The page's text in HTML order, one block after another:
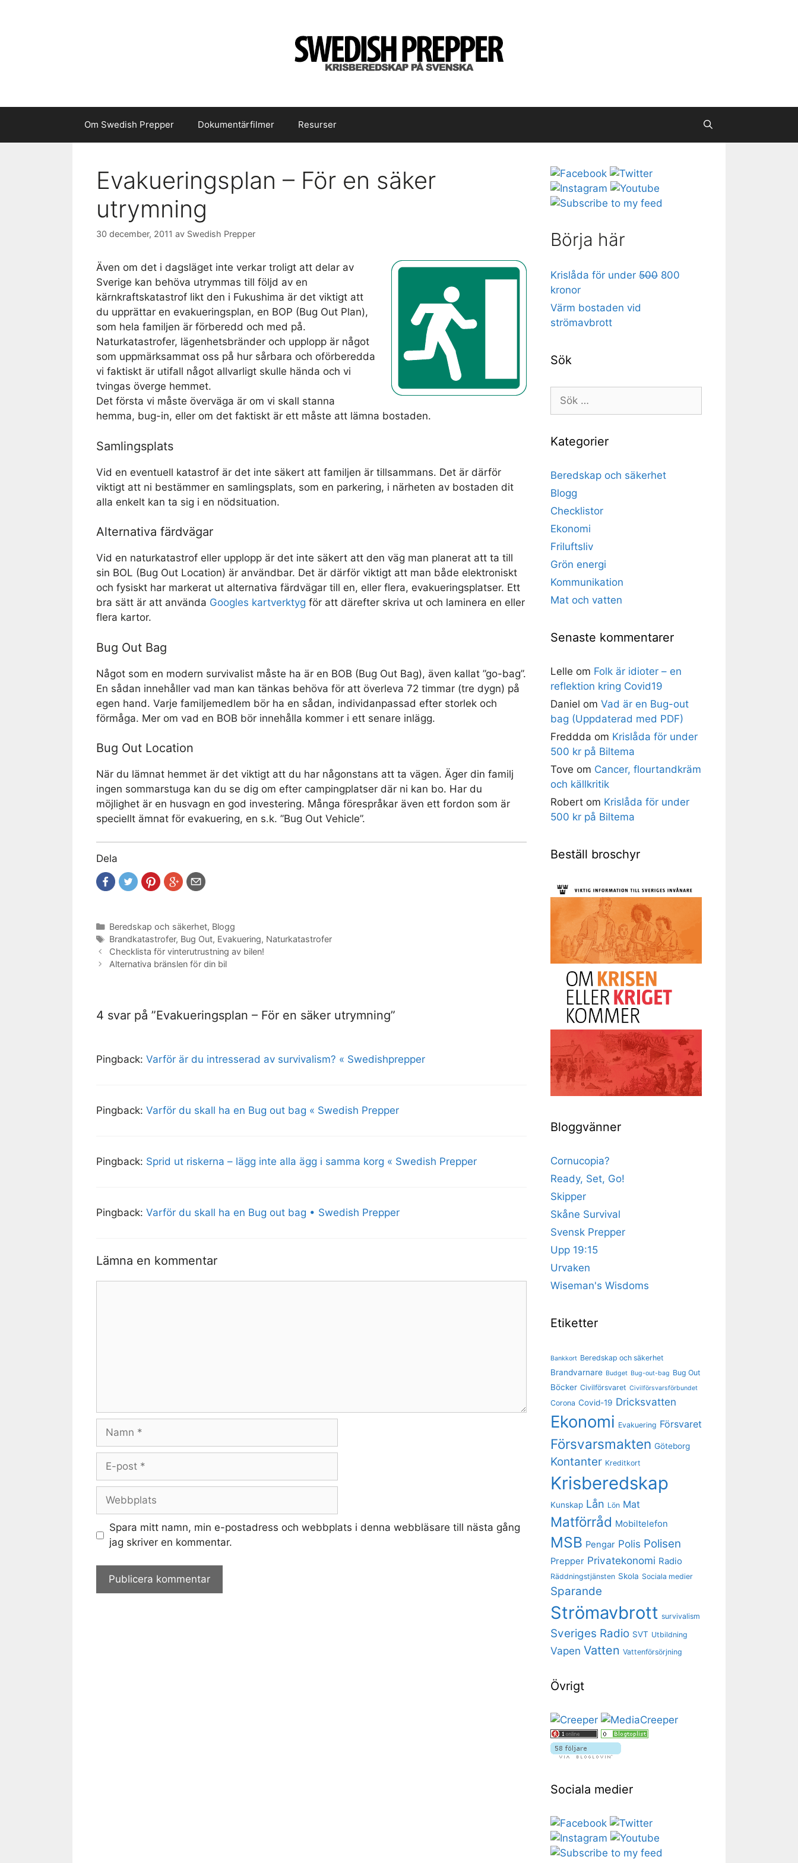
Om Swedish Prepper Dokumentärfilmer Resurser
Evakueringsplan – För en säker
utrymning
30 december, 2011 av Swedish Prepper
Även om det i dagsläget inte verkar troligt att delar av
Sverige kan behöva utrymmas till följd av en
kärnkraftskatastrof likt den i Fukushima är det viktigt att
du upprättar en evakueringsplan, en BOP (Bug Out Plan),
som hela familjen är förberedd och med på.
Naturkatastrofer, lägenhetsbränder och upplopp är något
som uppmärksammat oss på hur sårbara och oförberedda
vi faktiskt är utifall något allvarligt skulle hända och vi
tvingas överge hemmet.
Det första vi måste överväga är om vi skall stanna
hemma, bug-in, eller om det faktiskt är ett måste att lämna bostaden.
Samlingsplats
Vid en eventuell katastrof är det inte säkert att familjen är tillsammans. Det är därför
viktigt att ni bestämmer en samlingsplats, som en parkering, i närheten av bostaden dit
alla enkelt kan ta sig i en nödsituation.
Alternativa färdvägar
Vid en naturkatastrof eller upplopp är det inte säkert att den väg man planerat att ta till
sin BOL (Bug Out Location) är användbar. Det är därför viktigt att man både elektroniskt
och fysiskt har markerat ut alternativa färdvägar till en, eller flera, evakueringsplatser. Ett
bra sätt är att använda Googles kartverktyg för att därefter skriva ut och laminera en eller
flera kartor.
Bug Out Bag
Något som en modern survivalist måste ha är en BOB (Bug Out Bag), även kallat ”go-bag”.
En sådan innehåller vad man kan tänkas behöva för att överleva 72 timmar (tre dygn) på
egen hand. Varje familjemedlem bör ha en sådan, individanpassad efter storlek och
förmåga. Mer om vad en BOB bör innehålla kommer i ett senare inlägg.
Bug Out Location
När du lämnat hemmet är det viktigt att du har någonstans att ta vägen. Äger din familj
ingen sommarstuga kan du se dig om efter campingplatser där ni kan bo. Har du
möjlighet är en husvagn en god investering. Många förespråkar även ett fordon som är
speciellt ämnat för evakuering, en s.k. ”Bug Out Vehicle”.
Dela
Kategorier
Beredskap och säkerhet, Blogg
Etiketter
Brandkatastrofer, Bug Out, Evakuering, Naturkatastrofer
Checklista för vinterutrustning av bilen!
Alternativa bränslen för din bil
4 svar på ”Evakueringsplan – För en säker utrymning”
Pingback: Varför är du intresserad av survivalism? « Swedishprepper
Pingback: Varför du skall ha en Bug out bag « Swedish Prepper
Pingback: Sprid ut riskerna – lägg inte alla ägg i samma korg « Swedish Prepper
Pingback: Varför du skall ha en Bug out bag • Swedish Prepper
Lämna en kommentar
Namn
Webbplats
Spara mitt namn, min e-postadress och webbplats i denna webbläsare till nästa gång
jag skriver en kommentar.
Börja här
Krislåda för under 500 800
kronor
Värm bostaden vid
strömavbrott
Sök
Sök
efter:
Kategorier
Beredskap och säkerhet
Blogg
Checklistor
Ekonomi
Friluftsliv
Grön energi
Kommunikation
Mat och vatten
Senaste kommentarer
Lelle om Folk är idioter – en
reflektion kring Covid19
Daniel om Vad är en Bug-out
bag (Uppdaterad med PDF)
Freddda om Krislåda för under
500 kr på Biltema
Tove om Cancer, flourtandkräm
och källkritik
Robert om Krislåda för under
500 kr på Biltema
Beställ broschyr
Bloggvänner
Cornucopia?
Ready, Set, Go!
Skipper
Skåne Survival
Svensk Prepper
Upp 19:15
Urvaken
Wiseman's Wisdoms
Etiketter
Bankkort Beredskap och säkerhet
Brandvarnare Budget Bug-out-bag Bug Out
Böcker Civilförsvaret Civilförsvarsförbundet
Corona Covid-19 Dricksvatten
Ekonomi Evakuering Försvaret
Försvarsmakten Göteborg
Kontanter Kreditkort
Krisberedskap
Kunskap Lån Lön Mat
Matförråd Mobiltelefon
MSB Pengar Polis Polisen
Prepper Privatekonomi Radio
Räddningstjänsten Skola Sociala medier
Sparande
Strömavbrott survivalism
Sveriges Radio SVT Utbildning
Vapen Vatten Vattenförsörjning
Övrigt
Sociala medier